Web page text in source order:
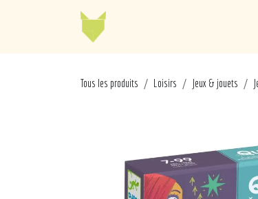
Tous les produits Loisirs Jeux & jouets